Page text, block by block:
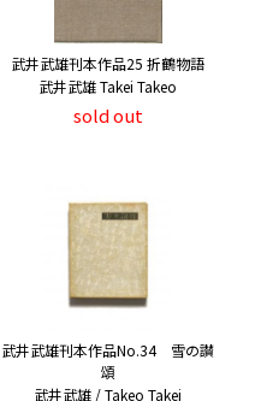
武井武雄刊本作品25 折鶴物語
武井武雄 Takei Takeo
sold out
武井武雄刊本作品No.34 雪の讃
頌
武井武雄 / Takeo Takei